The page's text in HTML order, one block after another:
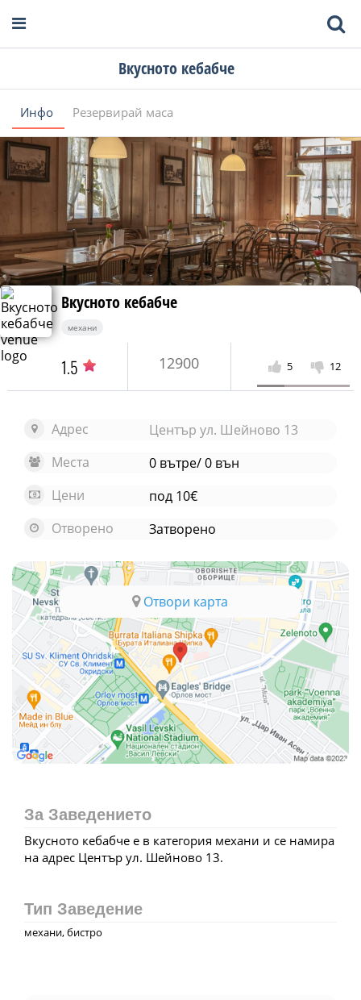
Вкусното кебабче
Инфо Резервирай маса
Вкусното кебабче
механи
1.5 12900 5 12
Адрес
Център ул. Шейново 13
Места
0 вътре/ 0 вън
Цени
под 10€
Отворено
Затворено
Отвори карта
За Заведението
Вкусното кебабче е в категория механи и се намира
на адрес Център ул. Шейново 13.
Тип Заведение
механи, бистро